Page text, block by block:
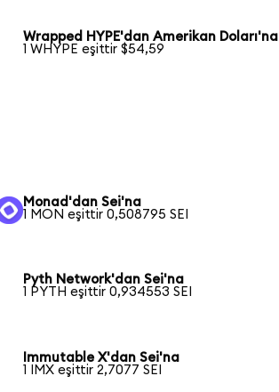
Wrapped HYPE'dan Amerikan Doları'na
1 WHYPE eşittir $54,59
Monad'dan Sei'na
1 MON eşittir 0,508795 SEI
Pyth Network'dan Sei'na
1 PYTH eşittir 0,934553 SEI
Immutable X'dan Sei'na
1 IMX eşittir 2,7077 SEI